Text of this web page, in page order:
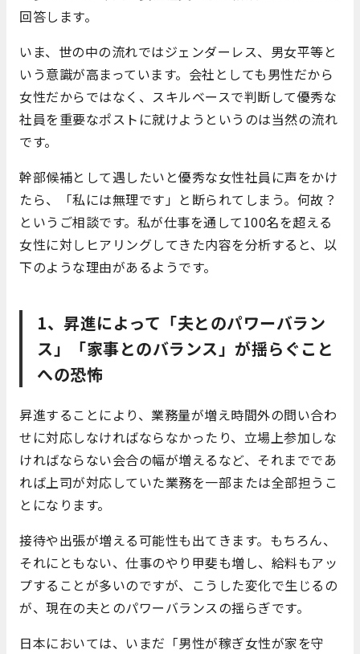
回答します。
いま、世の中の流れではジェンダーレス、男女平等と
いう意識が高まっています。会社としても男性だから
女性だからではなく、スキルベースで判断して優秀な
社員を重要なポストに就けようというのは当然の流れ
です。
幹部候補として遇したいと優秀な女性社員に声をかけ
たら、「私には無理です」と断られてしまう。何故？
というご相談です。私が仕事を通して100名を超える
女性に対しヒアリングしてきた内容を分析すると、以
下のような理由があるようです。
1、昇進によって「夫とのパワーバラン
ス」「家事とのバランス」が揺らぐこと
への恐怖
昇進することにより、業務量が増え時間外の問い合わ
せに対応しなければならなかったり、立場上参加しな
ければならない会合の幅が増えるなど、それまでであ
れば上司が対応していた業務を一部または全部担うこ
とになります。
接待や出張が増える可能性も出てきます。もちろん、
それにともない、仕事のやり甲斐も増し、給料もアッ
プすることが多いのですが、こうした変化で生じるの
が、現在の夫とのパワーバランスの揺らぎです。
日本においては、いまだ「男性が稼ぎ女性が家を守